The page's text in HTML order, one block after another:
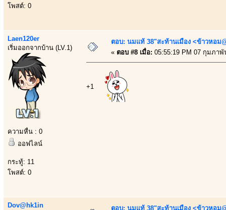
โพสต์: 0
Laen120er
เริ่มออกจากบ้าน (LV.1)
ความหื่น : 0
ออฟไลน์
กระทู้: 11
โพสต์: 0
ตอบ: นมแท้ 38"สะท้านเมือง <ข้าวหอม
« ตอบ #8 เมื่อ: 05:55:19 PM 07 กุมภาพั
+1
Dov@hk1in
ตอบ: นมแท้ 38"สะท้านเมือง <ข้าวหอม